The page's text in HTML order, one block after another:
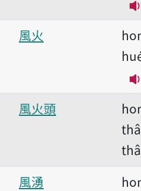
風火
風火頭
風湧